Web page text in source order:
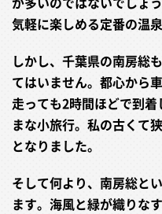
気軽に楽しめる定番の温
しかし、千葉県の南房総
てはいません。都心から
走っても2時間ほどで到
まな小旅行。私の古くて
となりました。
そして何より、南房総と
ます。海風と緑が織りな